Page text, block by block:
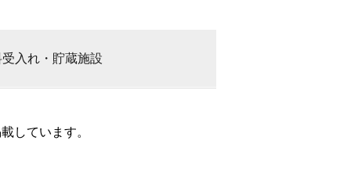
受入れ・貯蔵施設
しています。